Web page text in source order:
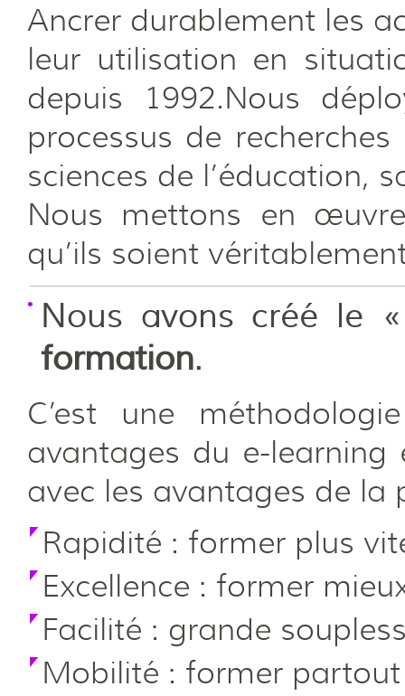
Ancrer durablement les
leur utilisation en
depuis 1992.Nous
processus de
sciences de l’éducation,
Nous mettons en
qu’ils soient
Nous avons créé le
formation.
C’est une
avantages du e-
avec les avantages de la
Rapidité : former plus
Excellence : former
Facilité : grande
Mobilité : former partout